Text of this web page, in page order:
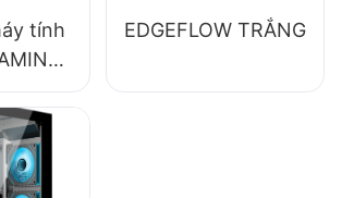
tính
85%,
EDGEFLOW TRẮNG